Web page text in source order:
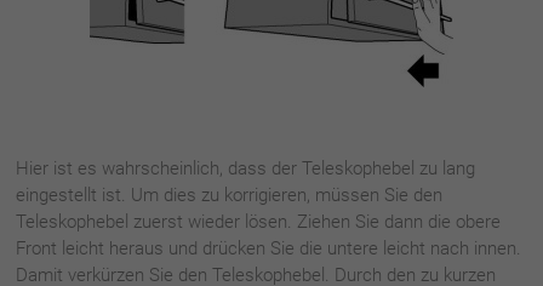
Hier ist es wahrscheinlich, dass der Teleskophebel zu lang
eingestellt ist. Um dies zu korrigieren, müssen Sie den
Teleskophebel zuerst wieder lösen. Ziehen Sie dann die obere
Front leicht heraus und drücken Sie die untere leicht nach innen.
Damit verkürzen Sie den Teleskophebel. Durch den zu kurzen